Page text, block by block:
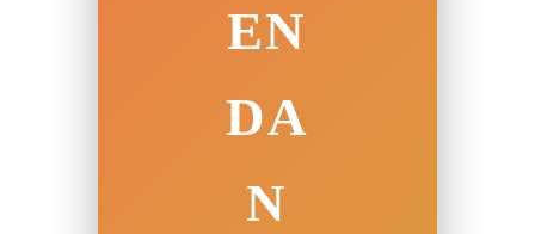
EN
DA
N